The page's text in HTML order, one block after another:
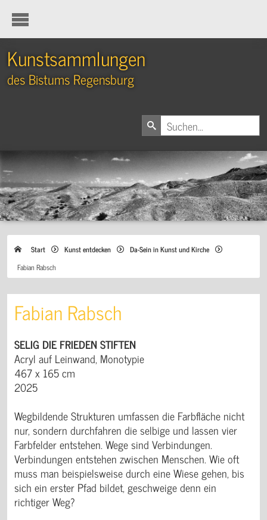
Kunstsammlungen
des Bistums Regensburg
Start Kunst entdecken
Da-Sein in Kunst und Kirche
Fabian Rabsch
Fabian Rabsch
SELIG DIE FRIEDEN STIFTEN
Acryl auf Leinwand, Monotypie
467 x 165 cm
2025
Wegbildende Strukturen umfassen die Farbfläche nicht
nur, sondern durchfahren die selbige und lassen vier
Farbfelder entstehen. Wege sind Verbindungen.
Verbindungen entstehen zwischen Menschen. Wie oft
muss man beispielsweise durch eine Wiese gehen, bis
sich ein erster Pfad bildet, geschweige denn ein
richtiger Weg?